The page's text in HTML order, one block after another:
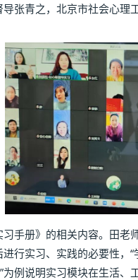
张青之，北京市社会心理
册》的相关内容。田老
行实习、实践的必要性，
例说明实习模块在生活、